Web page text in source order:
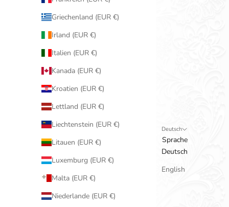
Griechenland (EUR €)
Irland (EUR €)
Italien (EUR €)
Kanada (EUR €)
Kroatien (EUR €)
Lettland (EUR €)
Liechtenstein (EUR €)
Litauen (EUR €)
Luxemburg (EUR €)
Malta (EUR €)
Niederlande (EUR €)
Deutsch
Sprache
Deutsch
English